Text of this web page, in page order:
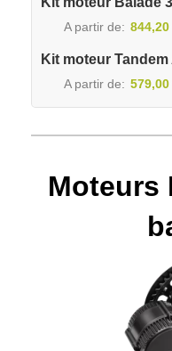
A partir de 844,20
Kit moteur
A partir de 579,00
Moteurs